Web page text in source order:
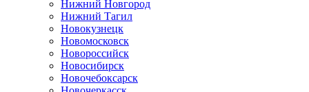
Нижний Новгород
Нижний Тагил
Новокузнецк
Новомосковск
Новороссийск
Новосибирск
Новочебоксарск